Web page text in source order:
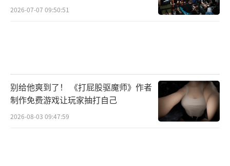
2026-07-07 09:50:51
别给他爽到了！ 《打屁股驱魔师》作者
制作免费游戏让玩家抽打自己
2026-08-03 09:47:59